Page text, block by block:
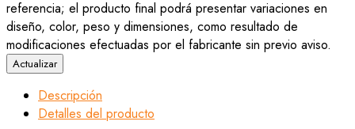
referencia; el producto final podrá presentar variaciones en
diseño, color, peso y dimensiones, como resultado de
modificaciones efectuadas por el fabricante sin previo aviso.
Descripción
Detalles del producto